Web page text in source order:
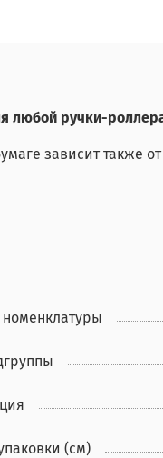
любой ручки-
зависит также
номенклатуры
(см)